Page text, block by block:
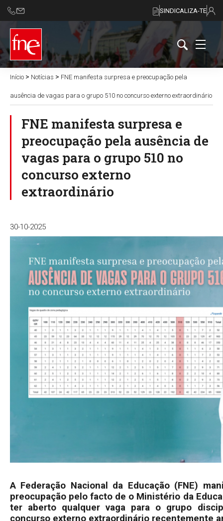
SINDICALIZA-TE
Início > Notícias > FNE manifesta surpresa e preocupação pela
ausência de vagas para o grupo 510 no concurso externo extraordinário
FNE manifesta surpresa e
preocupação pela ausência de
vagas para o grupo 510 no
concurso externo
extraordinário
30-10-2025
A Federação Nacional da Educação (FNE)
preocupação pelo facto de o Ministério da
ter aberto qualquer vaga para o grupo
concurso externo extraordinário recentemente